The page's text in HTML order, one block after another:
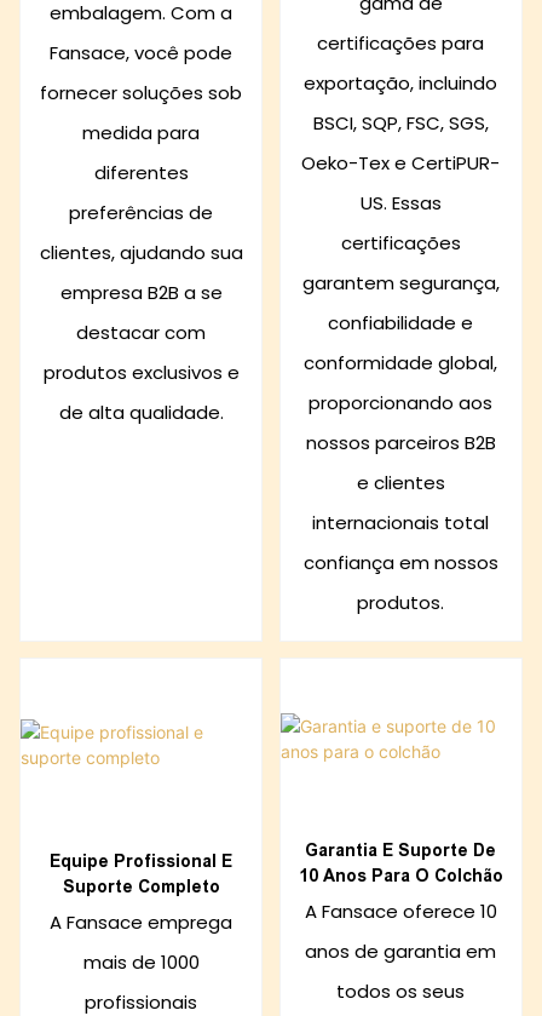
embalagem. Com a
Fansace, você pode
fornecer soluções sob
medida para
diferentes
preferências de
clientes, ajudando sua
empresa B2B a se
destacar com
produtos exclusivos e
de alta qualidade.
certificações para
exportação, incluindo
BSCI, SQP, FSC, SGS,
Oeko-Tex e CertiPUR-
US. Essas
certificações
garantem segurança,
confiabilidade e
conformidade global,
proporcionando aos
nossos parceiros B2B
e clientes
internacionais total
confiança em nossos
produtos.
Equipe Profissional E
Suporte Completo
A Fansace emprega
mais de 1000
profissionais
Garantia E Suporte De
10 Anos Para O Colchão
A Fansace oferece 10
anos de garantia em
todos os seus